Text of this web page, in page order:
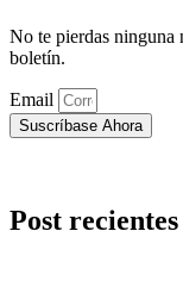
No te pierdas ninguna
boletín.
Email
Suscríbase Ahora
Post recientes